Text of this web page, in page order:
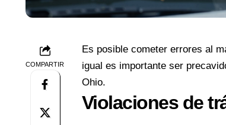
COMPARTIR
Es posible cometer errores al
igual es importante ser
Ohio.
Violaciones de